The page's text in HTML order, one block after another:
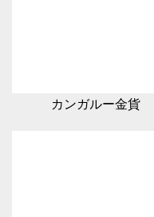
カンガルー金貨